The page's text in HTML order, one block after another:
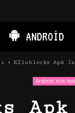
ANDROID
Kiloblocks Apk
Android Hile